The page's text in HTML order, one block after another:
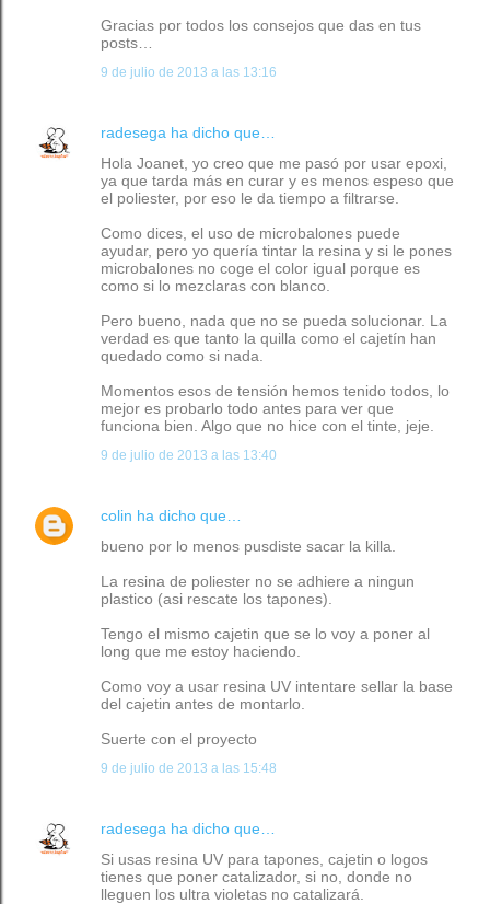
Gracias por todos los consejos que das en tus
posts…
9 de julio de 2013 a las 13:16
radesega ha dicho que…
Hola Joanet, yo creo que me pasó por usar epoxi,
ya que tarda más en curar y es menos espeso que
el poliester, por eso le da tiempo a filtrarse.
Como dices, el uso de microbalones puede
ayudar, pero yo quería tintar la resina y si le pones
microbalones no coge el color igual porque es
como si lo mezclaras con blanco.
Pero bueno, nada que no se pueda solucionar. La
verdad es que tanto la quilla como el cajetín han
quedado como si nada.
Momentos esos de tensión hemos tenido todos, lo
mejor es probarlo todo antes para ver que
funciona bien. Algo que no hice con el tinte, jeje.
9 de julio de 2013 a las 13:40
colin ha dicho que…
bueno por lo menos pusdiste sacar la killa.
La resina de poliester no se adhiere a ningun
plastico (asi rescate los tapones).
Tengo el mismo cajetin que se lo voy a poner al
long que me estoy haciendo.
Como voy a usar resina UV intentare sellar la base
del cajetin antes de montarlo.
Suerte con el proyecto
9 de julio de 2013 a las 15:48
radesega ha dicho que…
Si usas resina UV para tapones, cajetin o logos
tienes que poner catalizador, si no, donde no
lleguen los ultra violetas no catalizará.